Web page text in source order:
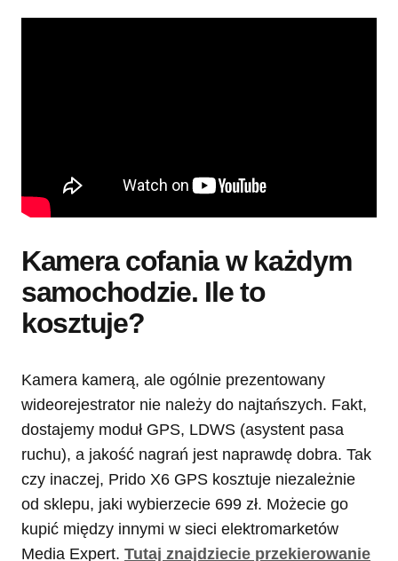
Kamera cofania w każdym
samochodzie. Ile to
kosztuje?
Kamera kamerą, ale ogólnie prezentowany
wideorejestrator nie należy do najtańszych. Fakt,
dostajemy moduł GPS, LDWS (asystent pasa
ruchu), a jakość nagrań jest naprawdę dobra. Tak
czy inaczej, Prido X6 GPS kosztuje niezależnie
od sklepu, jaki wybierzecie 699 zł. Możecie go
kupić między innymi w sieci elektromarketów
Media Expert. Tutaj znajdziecie przekierowanie